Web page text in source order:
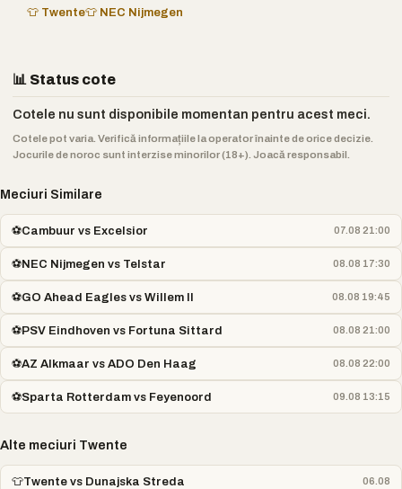
👕 Twente👕 NEC Nijmegen
📊 Status cote
Cotele nu sunt disponibile momentan pentru acest meci.
Cotele pot varia. Verifică informațiile la operator înainte de orice decizie.
Jocurile de noroc sunt interzise minorilor (18+). Joacă responsabil.
Meciuri Similare
⚽Cambuur vs Excelsior 07.08 21:00
⚽NEC Nijmegen vs Telstar 08.08 17:30
⚽GO Ahead Eagles vs Willem II 08.08 19:45
⚽PSV Eindhoven vs Fortuna Sittard 08.08 21:00
⚽AZ Alkmaar vs ADO Den Haag 08.08 22:00
⚽Sparta Rotterdam vs Feyenoord 09.08 13:15
Alte meciuri Twente
👕Twente vs Dunajska Streda 06.08